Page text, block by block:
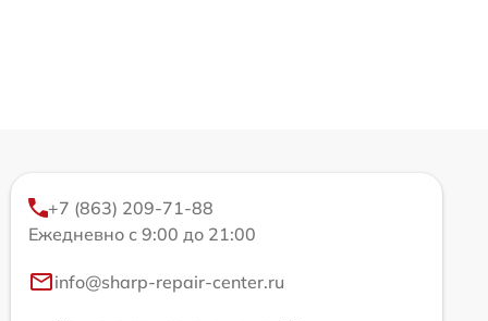
+7 (863) 209-71-88
Ежедневно с 9:00 до 21:00
info@sharp-repair-center.ru